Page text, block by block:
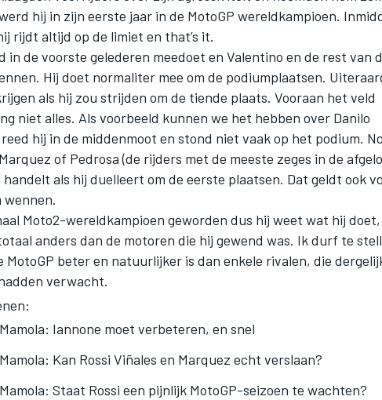
hij in zijn eerste jaar in de MotoGP wereldkampioen.
rijdt altijd op de limiet en that’s it.
de voorste gelederen meedoet en Valentino en de rest van
Hij doet normaliter mee om de podiumplaatsen.
als hij zou strijden om de tiende plaats. Vooraan het veld
niet alles. Als voorbeeld kunnen we het hebben over Danilo
hij in de middenmoot en stond niet vaak op het podium.
of Pedrosa (de rijders met de meeste zeges in de
als hij duelleert om de eerste plaatsen. Dat geldt ook
wennen.
Moto2-wereldkampioen geworden dus hij weet wat hij
anders dan de motoren die hij gewend was. Ik durf te
MotoGP beter en natuurlijker is dan enkele rivalen, die
verwacht.
Iannone moet verbeteren, en snel
Kan Rossi Viñales en Marquez echt verslaan?
Staat Rossi een pijnlijk MotoGP-seizoen te wachten?